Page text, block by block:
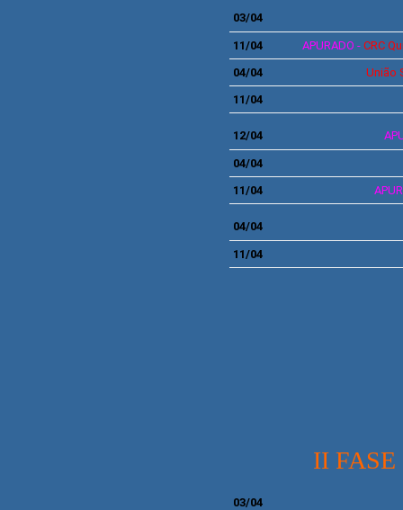
03/04
11/04 APURADO - CRC
04/04
União
11/04
12/04
04/04
11/04
04/04
11/04
II FASE
03/04